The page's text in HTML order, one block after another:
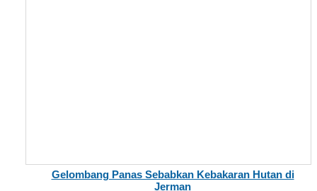
Gelombang Panas Sebabkan Kebakaran Hutan di
Jerman